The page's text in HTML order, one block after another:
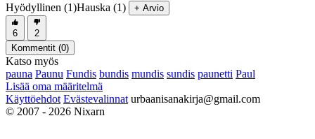
Hyödyllinen (1)Hauska (1) + Arvio
6
2
Kommentit (0)
Katso myös
pauna Paunu Fundis bundis mundis sundis paunetti Paul
Lisää oma määritelmä
Käyttöehdot Evästevalinnat urbaanisanakirja@gmail.com
© 2007 - 2026 Nixarn